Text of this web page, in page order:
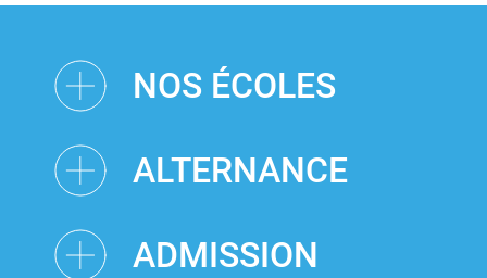
NOS ÉCOLES
ALTERNANCE
ADMISSION